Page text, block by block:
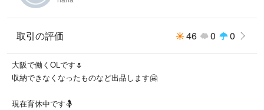
取引の評価 46 0 0
大阪で働くOLです🌷
収納できなくなったものなど出品します🤗
現在育休中です🤱